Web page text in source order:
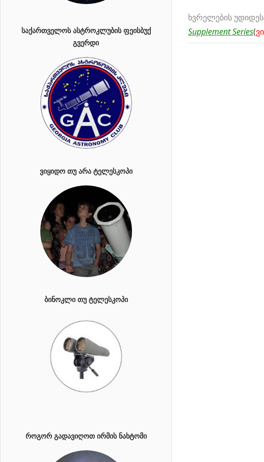
ხვრელების
Supplement Series(
ᲡᲐᲥᲐᲠᲗᲕᲔᲚᲝᲡ ᲐᲡᲢᲠᲝᲙᲚᲣᲑᲘᲡ ᲤᲔᲘᲡᲑᲣᲥ
ᲒᲕᲔᲠᲓᲘ
ᲕᲘᲧᲘᲓᲝ ᲗᲣ ᲐᲠᲐ ᲢᲔᲚᲔᲡᲙᲝᲞᲘ
ᲑᲘᲜᲝᲙᲚᲘ ᲗᲣ ᲢᲔᲚᲔᲡᲙᲝᲞᲘ
ᲠᲝᲒᲝᲠ ᲒᲐᲓᲐᲕᲘᲦᲝᲗ ᲘᲠᲛᲘᲡ ᲜᲐᲮᲢᲝᲛᲘ